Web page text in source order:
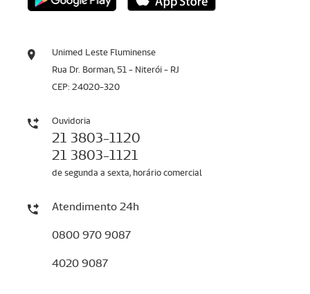
Unimed Leste Fluminense
Rua Dr. Borman, 51 - Niterói - RJ
CEP: 24020-320
Ouvidoria
21 3803-1120
21 3803-1121
de segunda a sexta, horário comercial
Atendimento 24h
0800 970 9087
4020 9087